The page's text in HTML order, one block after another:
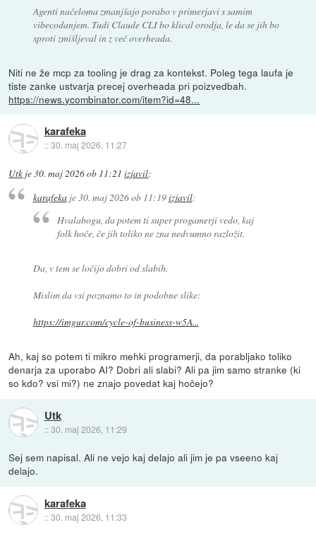
Agenti načeloma zmanjšajo porabo v primerjavi s samim
vibecodanjem. Tudi Claude CLI bo klical orodja, le da se jih bo
sproti zmišljeval in z več overheada.
Niti ne že mcp za tooling je drag za kontekst. Poleg tega laufa je
tiste zanke ustvarja precej overheada pri poizvedbah.
https://news.ycombinator.com/item?id=48...
karafeka
::30. maj 2026, 11:27
Utk je30. maj 2026 ob 11:21 izjavil:
karafekaje30. maj 2026 ob 11:19izjavil:
Hvalabogu, da potem ti super progamerji vedo, kaj
folk hoče, če jih toliko ne zna nedvumno razložit.
Da, v tem se ločijo dobri od slabih.
Mislim da vsi poznamo to in podobne slike:
https://imgur.com/cycle-of-business-w5A...
Ah, kaj so potem ti mikro mehki programerji, da porabljako toliko
denarja za uporabo AI? Dobri ali slabi? Ali pa jim samo stranke (ki
so kdo? vsi mi?) ne znajo povedat kaj hočejo?
Utk
::30. maj 2026, 11:29
Sej sem napisal. Ali ne vejo kaj delajo ali jim je pa vseeno kaj
delajo.
karafeka
::30. maj 2026, 11:33